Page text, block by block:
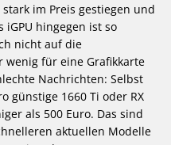
im Preis gestiegen und
iGPU hingegen ist so
nicht auf die
wenig für eine Grafikkarte
Nachrichten: Selbst
günstige 1660 Ti oder RX
als 500 Euro. Das sind
aktuellen Modelle